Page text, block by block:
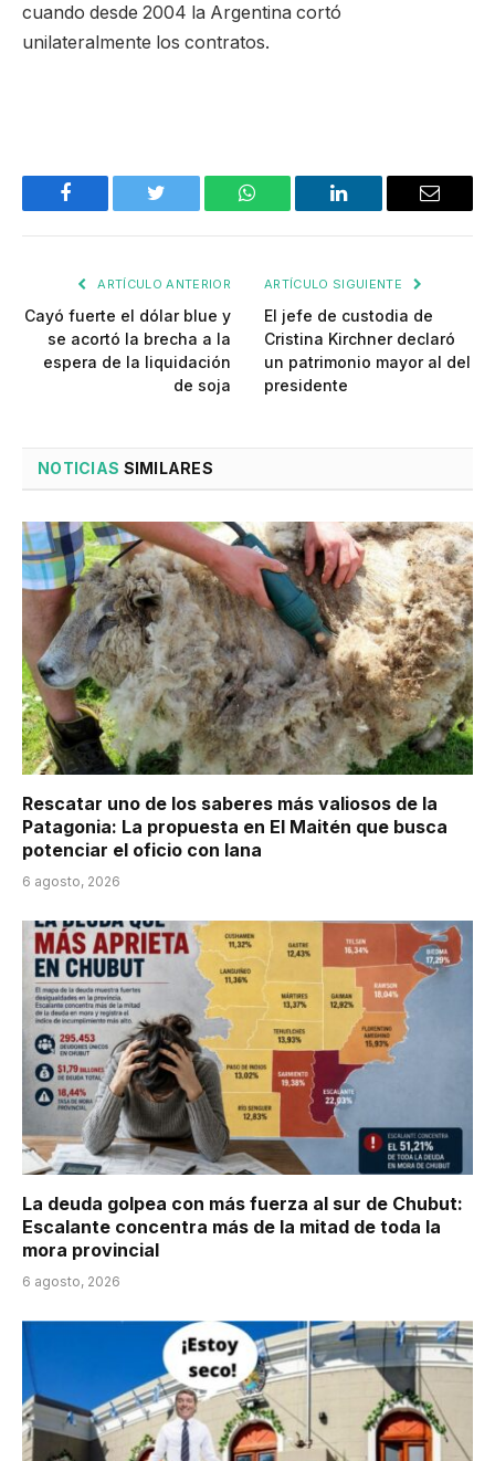
cuando desde 2004 la Argentina cortó
unilateralmente los contratos.
Facebook Twitter WhatsApp LinkedIn Email
ARTÍCULO ANTERIOR
Cayó fuerte el dólar blue y
se acortó la brecha a la
espera de la liquidación
de soja
ARTÍCULO SIGUIENTE
El jefe de custodia de
Cristina Kirchner declaró
un patrimonio mayor al del
presidente
NOTICIAS SIMILARES
Rescatar uno de los saberes más valiosos de la
Patagonia: La propuesta en El Maitén que busca
potenciar el oficio con lana
6 agosto, 2026
La deuda golpea con más fuerza al sur de Chubut:
Escalante concentra más de la mitad de toda la
mora provincial
6 agosto, 2026